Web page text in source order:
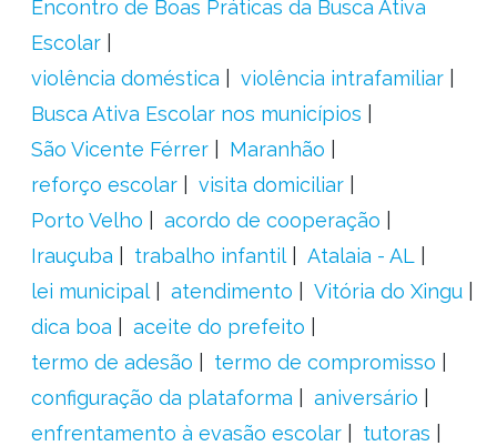
Encontro de Boas Práticas da Busca Ativa
Escolar
violência doméstica
violência intrafamiliar
Busca Ativa Escolar nos municípios
São Vicente Férrer
Maranhão
reforço escolar
visita domiciliar
Porto Velho
acordo de cooperação
Irauçuba
trabalho infantil
Atalaia - AL
lei municipal
atendimento
Vitória do Xingu
dica boa
aceite do prefeito
termo de adesão
termo de compromisso
configuração da plataforma
aniversário
enfrentamento à evasão escolar
tutoras